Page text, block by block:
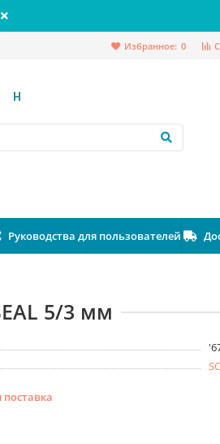
Избранное: 0
Руководства для пользователей
5/3 мм